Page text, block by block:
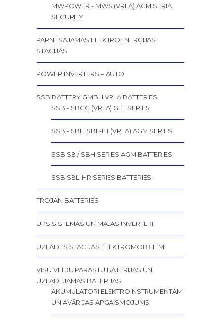
MWPOWER - MWS (VRLA) AGM SERIA
SECURITY
PĀRNĒSĀJAMĀS ELEKTROENERĢIJAS
STACIJAS
POWER INVERTERS – AUTO
SSB BATTERY GMBH VRLA BATTERIES
SSB - SBCG (VRLA) GEL SERIES
SSB - SBL; SBL-FT (VRLA) AGM SERIES
SSB SB / SBH SERIES AGM BATTERIES
SSB SBL-HR SERIES BATTERIES
TROJAN BATTERIES
UPS SISTĒMAS UN MĀJAS INVERTERI
UZLĀDES STACIJAS ELEKTROMOBIĻIEM
VISU VEIDU PARASTU BATERIJAS UN
UZLĀDĒJAMĀS BATERIJAS
AKUMULATORI ELEKTROINSTRUMENTAM
UN AVĀRIJAS APGAISMOJUMS